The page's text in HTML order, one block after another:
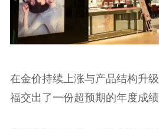
在金价持续上涨与产品结构升
福交出了一份超预期的年度成绩